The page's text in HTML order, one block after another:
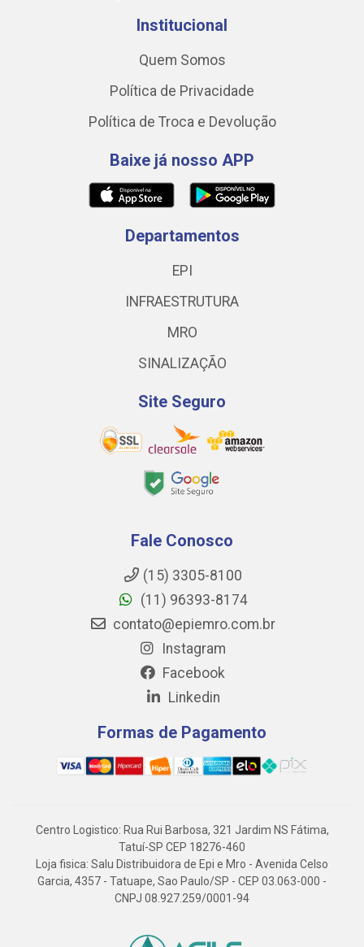
Institucional
Quem Somos
Política de Privacidade
Política de Troca e Devolução
Baixe já nosso APP
Departamentos
EPI
INFRAESTRUTURA
MRO
SINALIZAÇÃO
Site Seguro
Fale Conosco
(15) 3305-8100
(11) 96393-8174
contato@epiemro.com.br
Instagram
Facebook
Linkedin
Formas de Pagamento
Centro Logistico: Rua Rui Barbosa, 321 Jardim NS Fátima,
Tatuí-SP CEP 18276-460
Loja fisica: Salu Distribuidora de Epi e Mro - Avenida Celso
Garcia, 4357 - Tatuape, Sao Paulo/SP - CEP 03.063-000 -
CNPJ 08.927.259/0001-94